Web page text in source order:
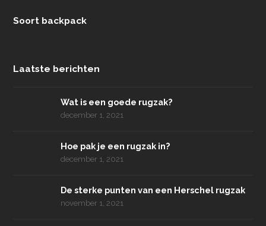
Soort backpack
Laatste berichten
Wat is een goede rugzak?
december 1, 2021
Hoe pak je een rugzak in?
december 1, 2021
De sterke punten van een Herschel rugzak
november 1, 2021